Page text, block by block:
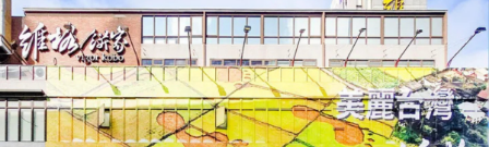
餅
家
-